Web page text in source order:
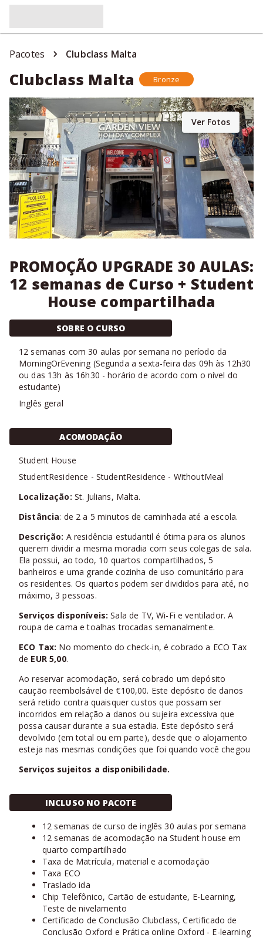
Pacotes Clubclass Malta
Clubclass Malta Bronze
Ver Fotos
PROMOÇÃO UPGRADE 30 AULAS:
12 semanas de Curso + Student
House compartilhada
SOBRE O CURSO
12 semanas com 30 aulas por semana no período da
MorningOrEvening (Segunda a sexta-feira das 09h às 12h30
ou das 13h às 16h30 - horário de acordo com o nível do
estudante)
Inglês geral
ACOMODAÇÃO
Student House
StudentResidence - StudentResidence - WithoutMeal
Localização: St. Julians, Malta.
Distância: de 2 a 5 minutos de caminhada até a escola.
Descrição: A residência estudantil é ótima para os alunos
querem dividir a mesma moradia com seus colegas de sala.
Ela possui, ao todo, 10 quartos compartilhados, 5
banheiros e uma grande cozinha de uso comunitário para
os residentes. Os quartos podem ser divididos para até, no
máximo, 3 pessoas.
Serviços disponíveis: Sala de TV, Wi-Fi e ventilador. A
roupa de cama e toalhas trocadas semanalmente.
ECO Tax: No momento do check-in, é cobrado a ECO Tax
de EUR 5,00.
Ao reservar acomodação, será cobrado um depósito
caução reembolsável de €100,00. Este depósito de danos
será retido contra quaisquer custos que possam ser
incorridos em relação a danos ou sujeira excessiva que
possa causar durante a sua estadia. Este depósito será
devolvido (em total ou em parte), desde que o alojamento
esteja nas mesmas condições que foi quando você chegou
Serviços sujeitos a disponibilidade.
INCLUSO NO PACOTE
12 semanas de curso de inglês 30 aulas por semana
12 semanas de acomodação na Student house em
quarto compartilhado
Taxa de Matrícula, material e acomodação
Taxa ECO
Traslado ida
Chip Telefônico, Cartão de estudante, E-Learning,
Teste de nivelamento
Certificado de Conclusão Clubclass, Certificado de
Conclusão Oxford e Prática online Oxford - E-learning